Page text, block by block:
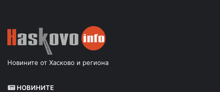
Новините от Хасково и региона
НОВИНИТЕ